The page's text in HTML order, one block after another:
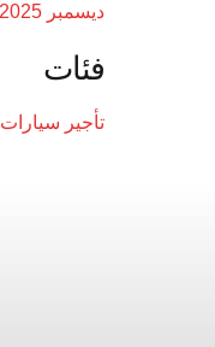
ديسمبر 2025
فئات
تأجير سيارات